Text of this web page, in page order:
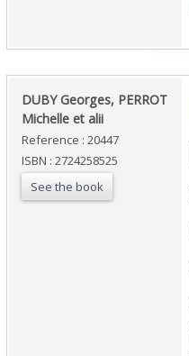
‎DUBY Georges, PERROT
Michelle et alii‎
Reference : 20447
ISBN : 2724258525
See the book